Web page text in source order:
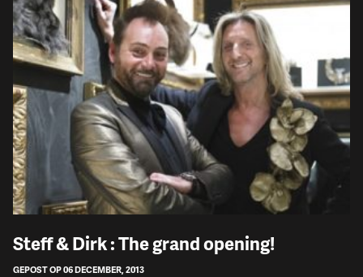
Steff & Dirk : The grand opening!
GEPOST OP 06 DECEMBER, 2013